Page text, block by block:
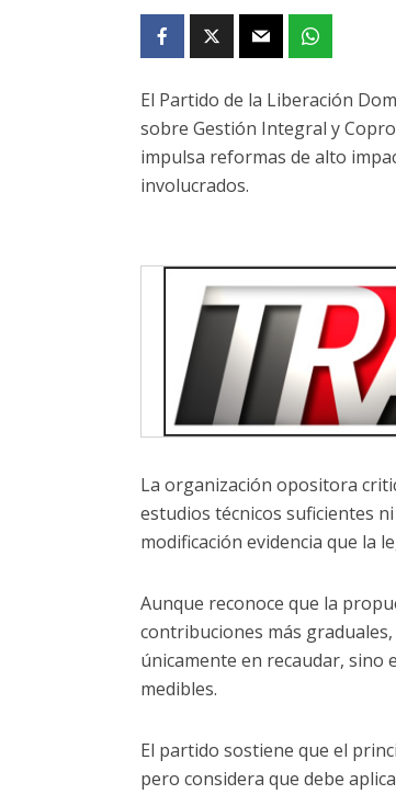
El Partido de la Liberación
sobre Gestión Integral y
impulsa reformas de alto
involucrados.
La organización opositora
estudios técnicos suficientes
modificación evidencia que la
Aunque reconoce que la
contribuciones más
únicamente en recaudar, sino
medibles.
El partido sostiene que el
pero considera que debe